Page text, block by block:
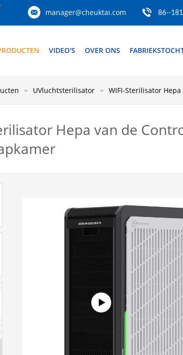
manager@cheuktai.com 86--
VIDEO'S OVER ONS
UVluchtsterilisator WIFI-Sterilisator
Hepa van de